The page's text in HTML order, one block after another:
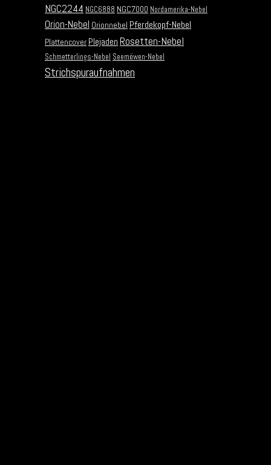
NGC2244 NGC6888 NGC7000 Nordamerika-Nebel
Orion-Nebel Orionnebel Pferdekopf-Nebel
Plattencover Plejaden Rosetten-Nebel
Schmetterlings-Nebel Seemöwen-Nebel
Strichspuraufnahmen